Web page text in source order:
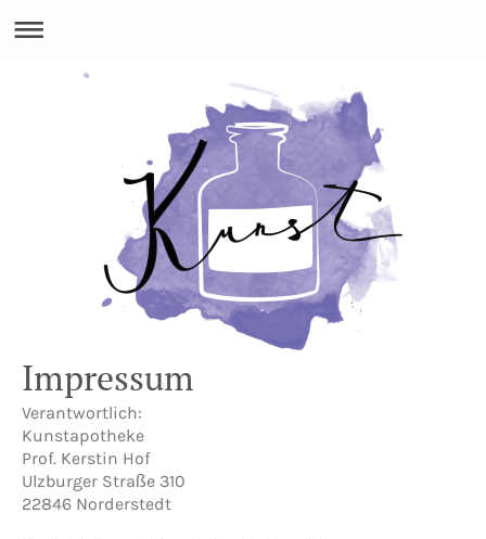
Impressum
Verantwortlich:
Kunstapotheke
Prof. Kerstin Hof
Ulzburger Straße 310
22846 Norderstedt